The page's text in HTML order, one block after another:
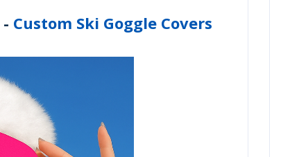
- Custom Ski Goggle Covers